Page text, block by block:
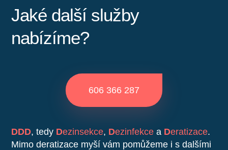
Jaké další služby
nabízíme?
606 366 287
DDD, tedy Dezinsekce, Dezinfekce a Deratizace.
Mimo deratizace myší vám pomůžeme i s dalšími